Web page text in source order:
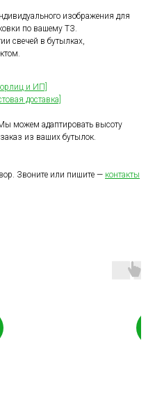
изображения для
по вашему ТЗ.
свечей в бутылках,
и ИП]
доставка]
можем адаптировать высоту
из ваших бутылок.
Звоните или пишите — контакты